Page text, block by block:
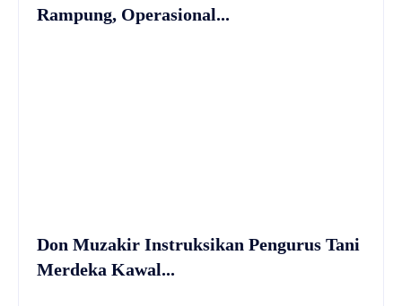
Rampung, Operasional...
Don Muzakir Instruksikan Pengurus Tani
Merdeka Kawal...